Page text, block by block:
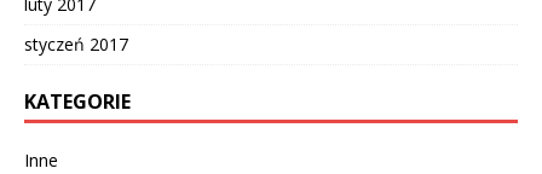
styczeń 2017
KATEGORIE
Inne